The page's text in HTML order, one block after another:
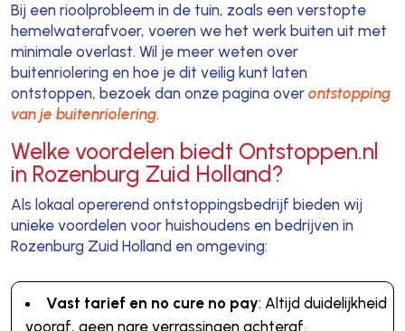
Bij een rioolprobleem in de tuin, zoals een verstopte
hemelwaterafvoer, voeren we het werk buiten uit met
minimale overlast. Wil je meer weten over
buitenriolering en hoe je dit veilig kunt laten
ontstoppen, bezoek dan onze pagina over ontstopping
van je buitenriolering.
Welke voordelen biedt Ontstoppen.nl
in Rozenburg Zuid Holland?
Als lokaal opererend ontstoppingsbedrijf bieden wij
unieke voordelen voor huishoudens en bedrijven in
Rozenburg Zuid Holland en omgeving:
Vast tarief en no cure no pay: Altijd duidelijkheid
vooraf, geen nare verrassingen achteraf.